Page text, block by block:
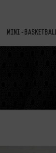
Mini-Basketball